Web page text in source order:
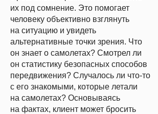
их под сомнение. Это помогает
человеку объективно взглянуть
на ситуацию и увидеть
альтернативные точки зрения. Что
он знает о самолетах? Смотрел ли
он статистику безопасных способов
передвижения? Случалось ли что-то
с его знакомыми, которые летали
на самолетах? Основываясь
на фактах, клиент может бросить